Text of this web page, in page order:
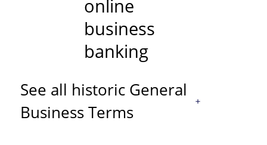
online
business
banking
See all historic General
Business Terms